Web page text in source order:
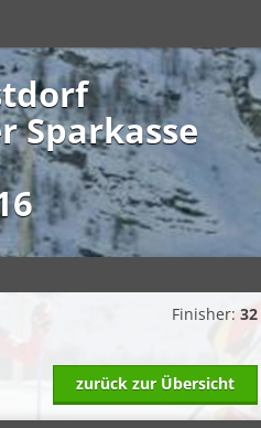
Sparkasse
Finisher: 32
zurück zur Übersicht